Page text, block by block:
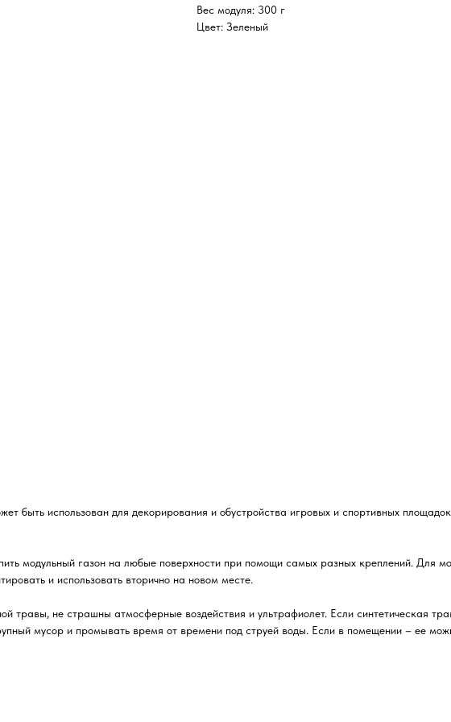
Вес модуля: 300 г
Цвет: Зеленый
быть использован для декорирования и обустройства игровых и спортивных
модульный газон на любые поверхности при помощи самых разных креплений. Для
и использовать вторично на новом месте.
травы, не страшны атмосферные воздействия и ультрафиолет. Если синтетическая
мусор и промывать время от времени под струей воды. Если в помещении – ее